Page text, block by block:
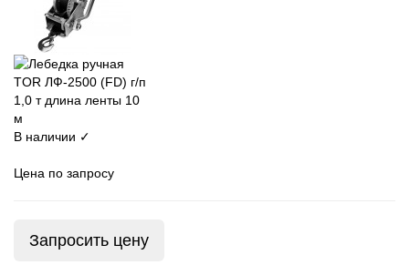
В наличии ✓
Цена по запросу
Запросить цену